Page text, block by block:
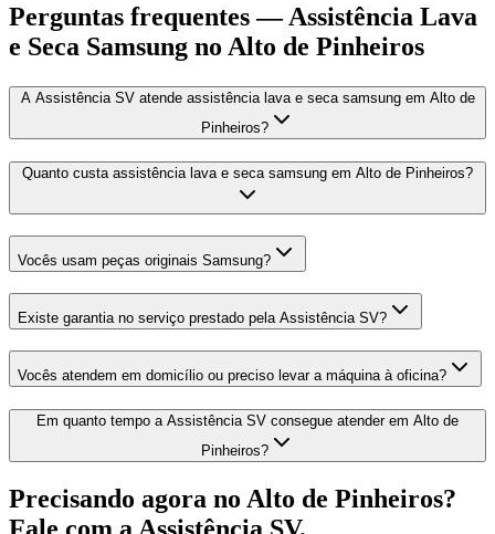
Perguntas frequentes —Assistência Lava
e Seca Samsung no Alto de Pinheiros
A Assistência SV atende assistência lava e seca samsung em Alto de
Pinheiros?
Quanto custa assistência lava e seca samsung em Alto de Pinheiros?
Vocês usam peças originais Samsung?
Existe garantia no serviço prestado pela Assistência SV?
Vocês atendem em domicílio ou preciso levar a máquina à oficina?
Em quanto tempo a Assistência SV consegue atender em Alto de
Pinheiros?
Precisando agora no Alto de Pinheiros?